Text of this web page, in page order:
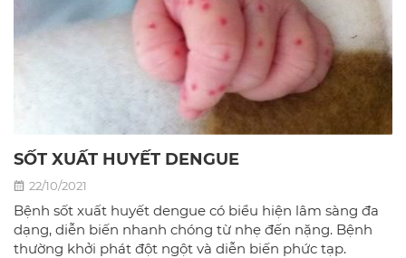
SỐT XUẤT HUYẾT DENGUE
22/10/2021
Bệnh sốt xuất huyết dengue có biểu hiện lâm sàng đa
dạng, diễn biến nhanh chóng từ nhẹ đến nặng. Bệnh
thường khởi phát đột ngột và diễn biến phức tạp.